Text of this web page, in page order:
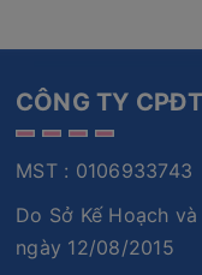
CÔNG TY
MST : 0106933743
Do Sở Kế Hoạch
ngày 12/08/2015